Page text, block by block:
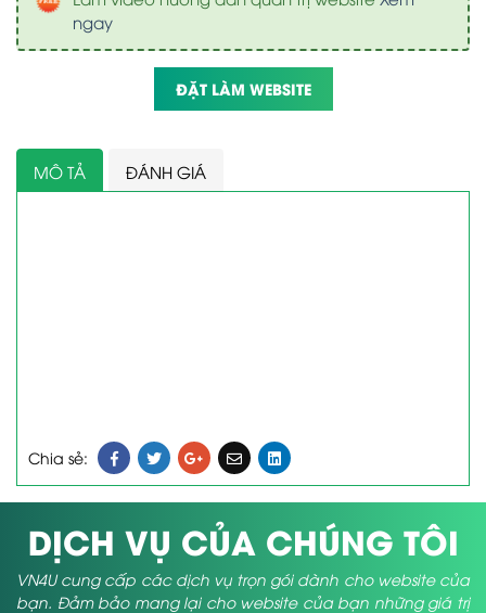
ngay
ĐẶT LÀM WEBSITE
MÔ TẢ ĐÁNH GIÁ
Chia sẻ:
DỊCH VỤ CỦA CHÚNG TÔI
VN4U cung cấp các dịch vụ trọn gói dành cho website của
bạn. Đảm bảo mang lại cho website của bạn những giá trị